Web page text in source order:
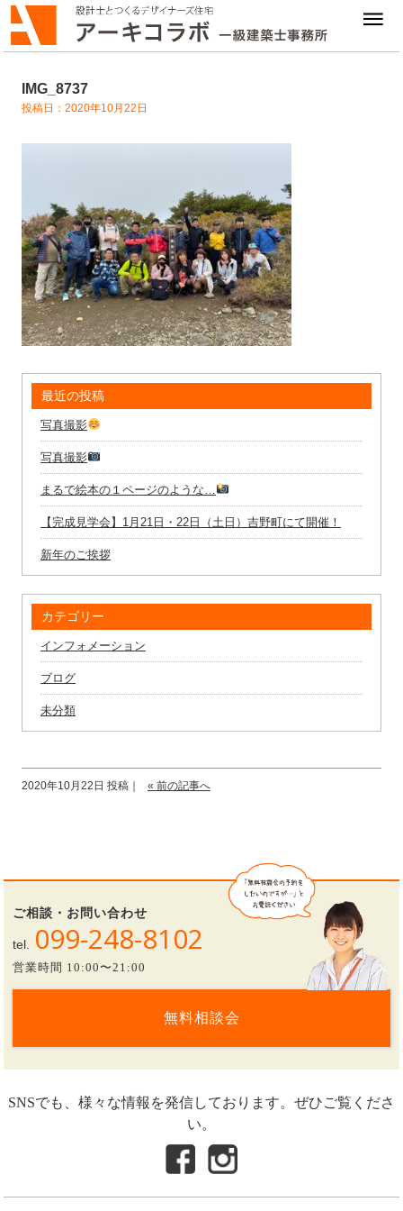
IMG_8737
投稿日：2020年10月22日
最近の投稿
写真撮影
写真撮影
まるで絵本の１ページのような…
【完成見学会】1月21日・22日（土日）吉野町にて開催！
新年のご挨拶
カテゴリー
インフォメーション
ブログ
未分類
2020年10月22日 投稿｜ « 前の記事へ
ご相談・お問い合わせ
tel. 099-248-8102
営業時間 10:00〜21:00
無料相談会
SNSでも、様々な情報を発信しております。ぜひご覧くださ
い。